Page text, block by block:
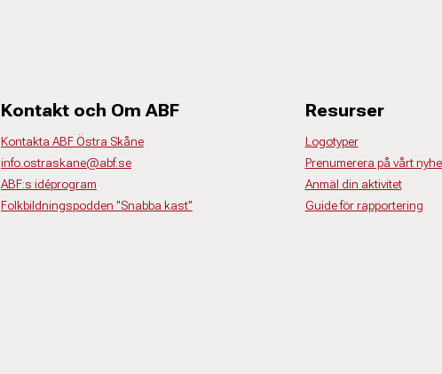
Kontakt och Om ABF
Kontakta ABF Östra Skåne
info.ostraskane@abf.se
ABF:s idéprogram
Folkbildningspodden "Snabba kast"
Resurser
Logotyper
Prenumerera på vårt
Anmäl din aktivitet
Guide för rapportering